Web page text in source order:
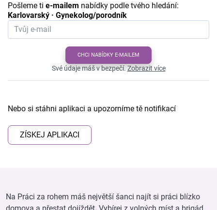
Pošleme ti e-mailem nabídky podle tvého hledání:
Karlovarský · Gynekolog/porodník
CHCI NABÍDKY E-MAILEM
Své údaje máš v bezpečí.Zobrazit více
Nebo si stáhni aplikaci a upozorníme tě notifikací
ZÍSKEJ APLIKACI
Na Práci za rohem máš největší šanci najít si práci blízko
domova a přestat dojíždět. Vybírej z volných míst a brigád